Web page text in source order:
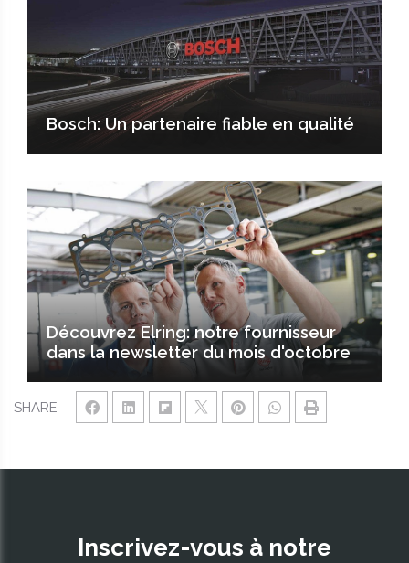
SHARE
Bosch: Un partenaire fiable en qualité
Découvrez Elring: notre fournisseur
dans la newsletter du mois d'octobre
Inscrivez-vous à notre